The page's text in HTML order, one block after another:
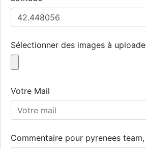
Sélectionner des images à
Votre Mail
Commentaire pour pyrenees